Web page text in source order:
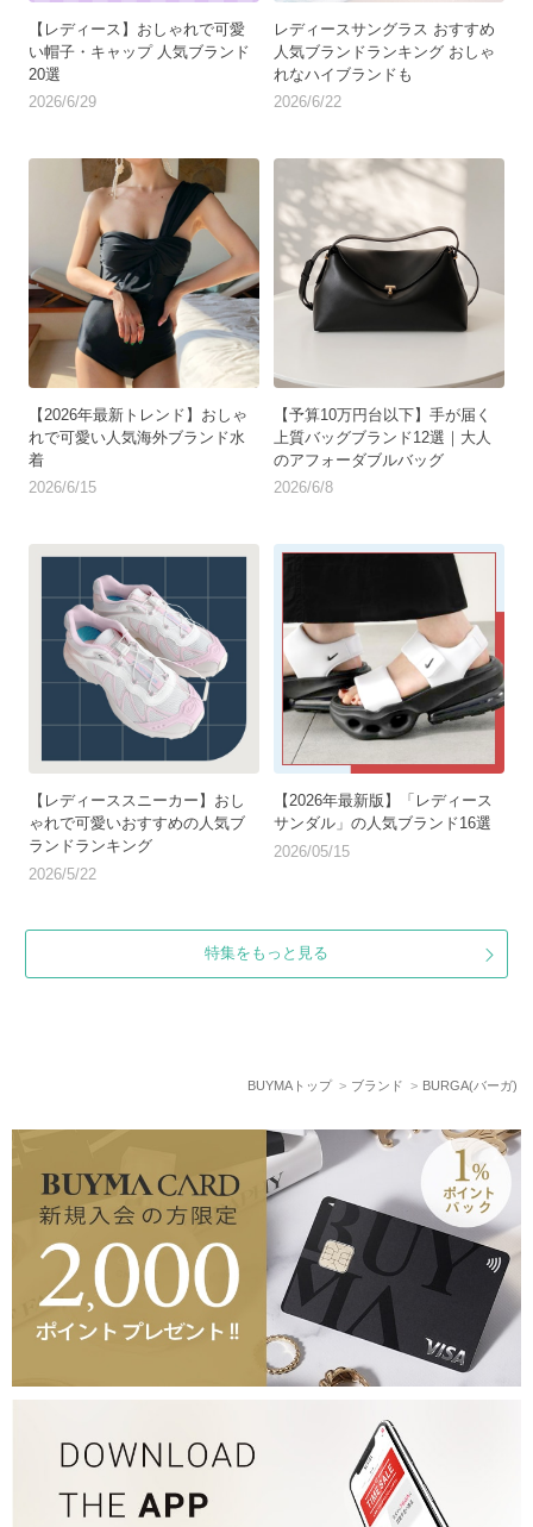
【レディース】おしゃれで可愛
い帽子・キャップ 人気ブランド
20選
2026/6/29
レディースサングラス おすすめ
人気ブランドランキング おしゃ
れなハイブランドも
2026/6/22
【2026年最新トレンド】おしゃ
れで可愛い人気海外ブランド水
着
2026/6/15
【予算10万円台以下】手が届く
上質バッグブランド12選｜大人
のアフォーダブルバッグ
2026/6/8
【レディーススニーカー】おし
ゃれで可愛いおすすめの人気ブ
ランドランキング
2026/5/22
【2026年最新版】「レディース
サンダル」の人気ブランド16選
2026/05/15
特集をもっと見る
BUYMAトップ ブランド BURGA(バーガ)